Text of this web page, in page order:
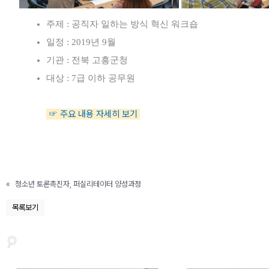
주제 : 공직자 일하는 방식 혁신 워크숍
일정 : 2019년 9월
기관 : 전북 고흥군청
대상 : 7급 이하 공무원
☞ 주요 내용 자세히 보기
« 청소년 토론촉진자, 퍼실리테이터 양성과정
목록보기